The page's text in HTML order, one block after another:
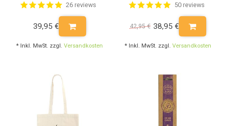
26 reviews
39,95 €
* Inkl. MwSt. zzgl. Versandkosten
50 reviews
42,95 € 38,95 €
* Inkl. MwSt. zzgl. Versandkosten